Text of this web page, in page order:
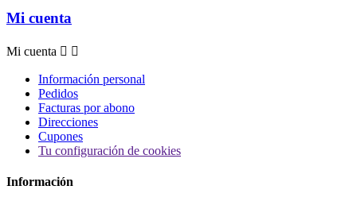
Mi cuenta
Mi cuenta  
Información personal
Pedidos
Facturas por abono
Direcciones
Cupones
Tu configuración de cookies
Información